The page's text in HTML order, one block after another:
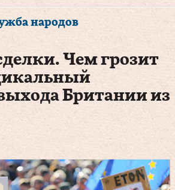
народов
Чем грозит
Британии из